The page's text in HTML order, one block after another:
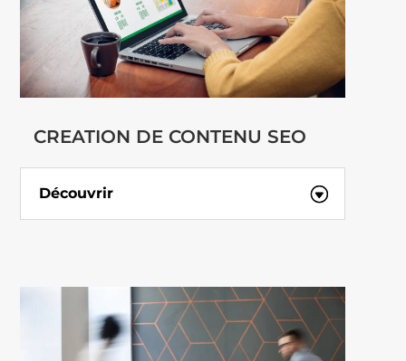
CREATION DE CONTENU SEO
Découvrir